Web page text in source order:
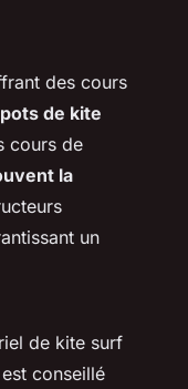
des cours
de kite
cours de
la
un
de kite surf
conseillé